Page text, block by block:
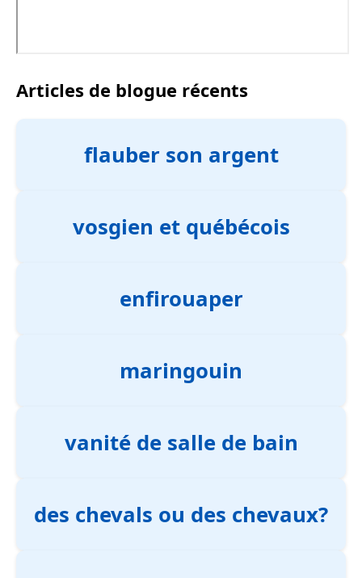
Articles de blogue récents
flauber son argent
vosgien et québécois
enfirouaper
maringouin
vanité de salle de bain
des chevals ou des chevaux?